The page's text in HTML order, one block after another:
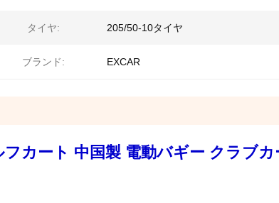
タイヤ: 205/50-10タイヤ
ブランド: EXCAR
カート 中国製 電動バギー クラブカ